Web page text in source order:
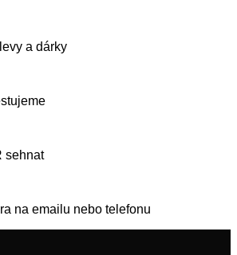
a dárky
sehnat
na emailu nebo telefonu